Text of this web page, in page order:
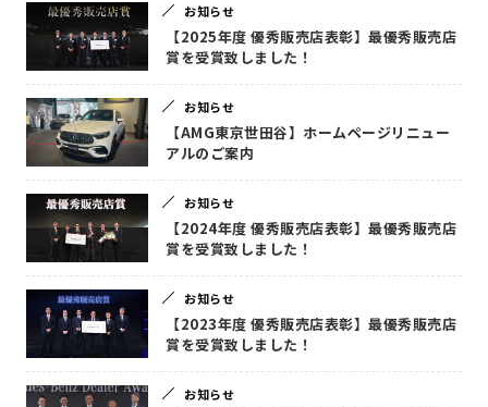
お知らせ
【2025年度 優秀販売店表彰】最優秀販売店
賞を受賞致しました！
お知らせ
【AMG東京世田谷】ホームページリニュー
アルのご案内
お知らせ
【2024年度 優秀販売店表彰】最優秀販売店
賞を受賞致しました！
お知らせ
【2023年度 優秀販売店表彰】最優秀販売店
賞を受賞致しました！
お知らせ